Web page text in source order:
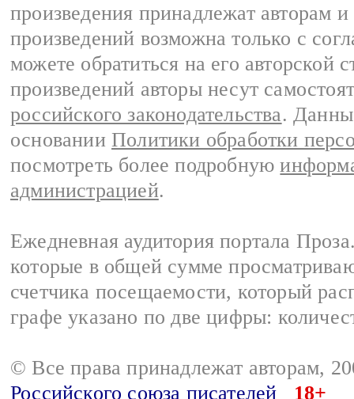
произведения принадлежат авторам
произведений возможна только с
можете обратиться на его авторской
произведений авторы несут
российского законодательства.
основании Политики обработки
посмотреть более подробную
администрацией.
Ежедневная аудитория портала
которые в общей сумме
счетчика посещаемости, который
графе указано по две цифры:
© Все права принадлежат авторам,
Российского союза писателей
18+